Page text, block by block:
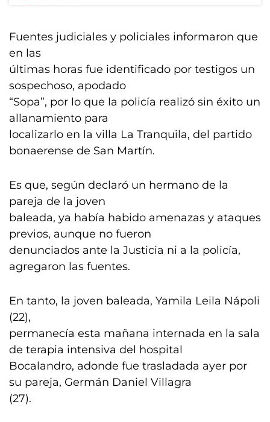
Fuentes judiciales y policiales informaron que
en las
últimas horas fue identificado por testigos un
sospechoso, apodado
“Sopa”, por lo que la policía realizó sin éxito un
allanamiento para
localizarlo en la villa La Tranquila, del partido
bonaerense de San Martín.
Es que, según declaró un hermano de la
pareja de la joven
baleada, ya había habido amenazas y ataques
previos, aunque no fueron
denunciados ante la Justicia ni a la policía,
agregaron las fuentes.
En tanto, la joven baleada, Yamila Leila Nápoli
(22),
permanecía esta mañana internada en la sala
de terapia intensiva del hospital
Bocalandro, adonde fue trasladada ayer por
su pareja, Germán Daniel Villagra
(27).